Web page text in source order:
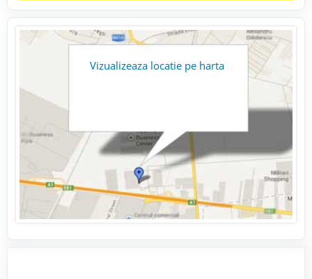
Vizualizeaza locatie pe harta